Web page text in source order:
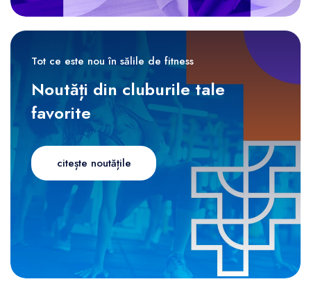
Tot ce este nou în sălile de fitness
Noutăți din cluburile tale
favorite
citește noutățile